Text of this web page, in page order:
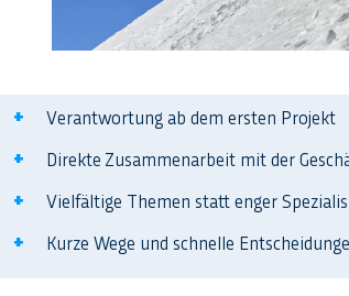
Verantwortung ab dem ersten Projekt
Direkte Zusammenarbeit mit der
Vielfältige Themen statt enger
Kurze Wege und schnelle